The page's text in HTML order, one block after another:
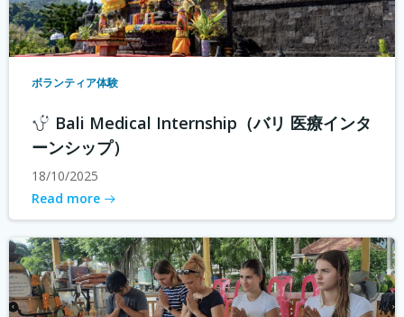
ボランティア体験
Bali Medical Internship（バリ 医療インタ
ーンシップ）
18/10/2025
Read more